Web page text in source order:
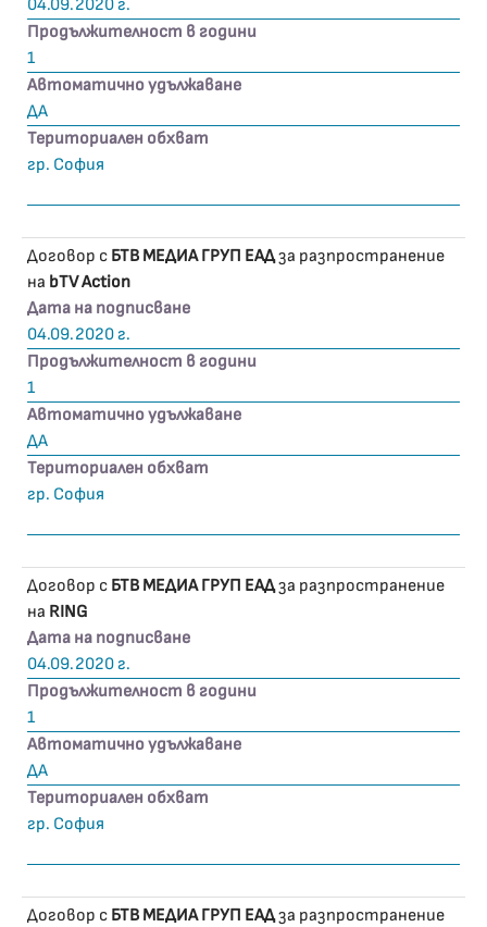
04.09.2020 г.
Продължителност в години
1
Автоматично удължаване
ДА
Териториален обхват
гр. София
Договор с БТВ МЕДИА ГРУП ЕАДза разпространение
на bTV Action
Дата на подписване
04.09.2020 г.
Продължителност в години
1
Автоматично удължаване
ДА
Териториален обхват
гр. София
Договор с БТВ МЕДИА ГРУП ЕАДза разпространение
на RING
Дата на подписване
04.09.2020 г.
Продължителност в години
1
Автоматично удължаване
ДА
Териториален обхват
гр. София
Договор с БТВ МЕДИА ГРУП ЕАДза разпространение